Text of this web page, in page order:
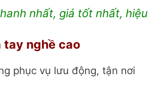
nhất, giá tốt nhất,
tay nghề cao
phục vụ lưu động, tận nơi